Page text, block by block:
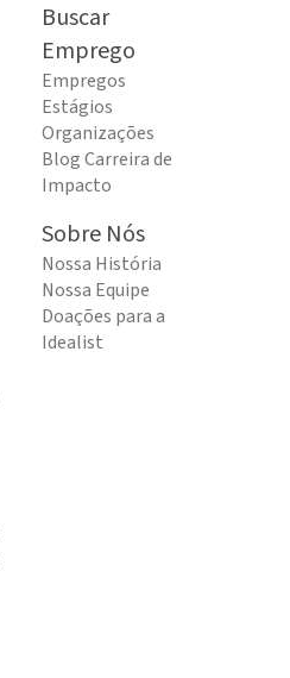
Buscar
Emprego
Empregos
Estágios
Organizações
Blog Carreira de
Impacto
Sobre Nós
Nossa História
Nossa Equipe
Doações para a
Idealist